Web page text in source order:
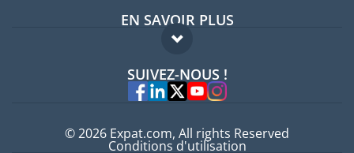
Guides pays
EN SAVOIR PLUS
FAQ
Experts
SUIVEZ-NOUS !
© 2026 Expat.com, All rights Reserved
Conditions d'utilisation